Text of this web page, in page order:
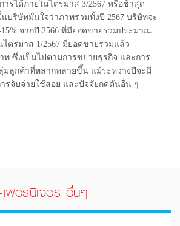
รได้ภายในไตรมาส 3/2567 หรือช้าสุด
นบริษัทมั่นใจว่าภาพรวมทั้งปี 2567 บริษัทจะ
จากปี 2566 ที่มียอดขายรวมประมาณ
ไตรมาส 1/2567 มียอดขายรวมแล้ว
ซึ่งเป็นไปตามการขยายธุรกิจ และการ
ลุ่มลูกค้าที่หลากหลายขึ้น แม้ระหว่างปีจะมี
รจับจ่ายใช้สอย และปัจจัยกดดันอื่น ๆ
ฟอร์นิเจอร์ อื่นๆ